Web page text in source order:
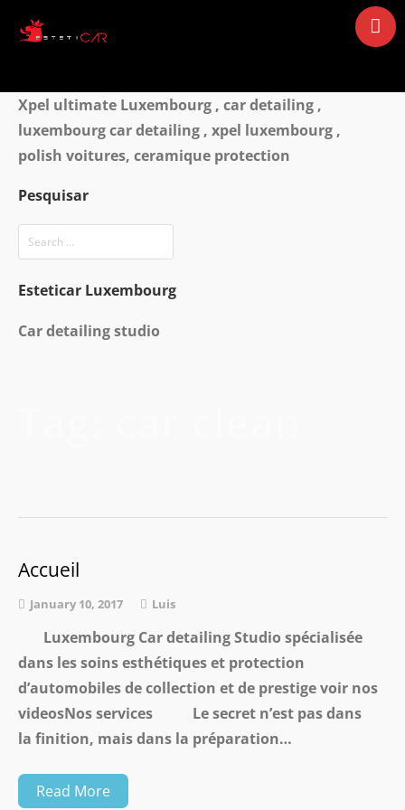
qui sommes nous ??
Services
videos
contact
Xpel ultimate Luxembourg , car detailing ,
luxembourg car detailing , xpel luxembourg ,
polish voitures, ceramique protection
Pesquisar
Esteticar Luxembourg
Car detailing studio
Accueil
January 10, 2017 Luis
Luxembourg Car detailing Studio spécialisée
dans les soins esthétiques et protection
d’automobiles de collection et de prestige voir nos
videosNos services Le secret n’est pas dans
la finition, mais dans la préparation…
Read More